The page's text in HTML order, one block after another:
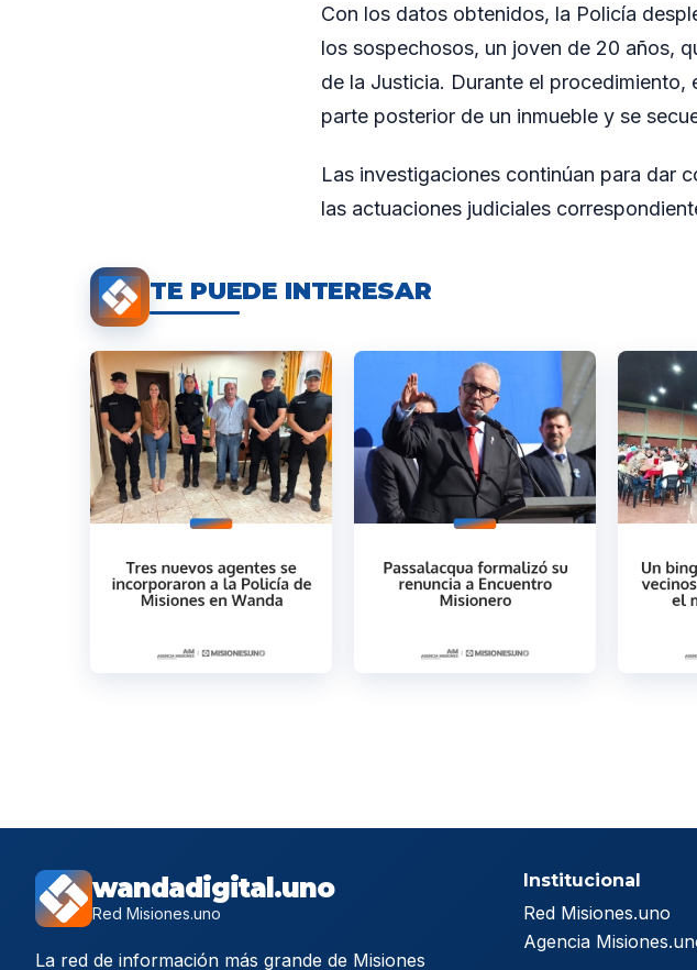
Con los datos obtenidos, la Policía
los sospechosos, un joven de 20 años,
de la Justicia. Durante el procedimiento,
parte posterior de un inmueble y se
Las investigaciones continúan para dar
las actuaciones judiciales
TE PUEDE INTERESAR
wandadigital.uno
Red Misiones.uno
La red de información más grande de Misiones
Institucional
Red Misiones.uno
Agencia